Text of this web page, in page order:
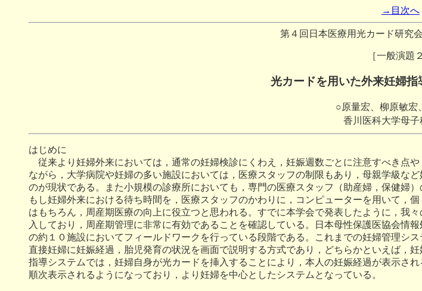
→目次へ
第４回日本医療用光カード研究
［一般演題
光カードを用いた外来妊婦指
○原量宏、柳原敏宏
香川医科大学母子
はじめに
従来より妊婦外来においては，通常の妊婦検診にくわえ，妊娠週数ごとに注意すべき点
ながら，大学病院や妊婦の多い施設においては，医療スタッフの制限もあり，母親学級な
のが現状である。また小規模の診療所においても，専門の医療スタッフ（助産婦，保健婦
もし妊婦外来における待ち時間を，医療スタッフのかわりに，コンピューターを用いて，
はもちろん，周産期医療の向上に役立つと思われる。すでに本学会で発表したように，我
入しており，周産期管理に非常に有効であることを確認している。日本母性保護医協会情
の約１０施設においてフィールドワークを行っている段階である。これまでの妊婦管理シ
直接妊婦に妊娠経過，胎児発育の状況を画面で説明する方式であり，どちらかといえば，
指導システムでは，妊婦自身が光カードを挿入することにより，本人の妊娠経過が表示さ
順次表示されるようになっており，より妊婦を中心としたシステムとなっている。